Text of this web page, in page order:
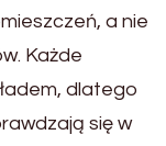
a nie
Każde
dlatego
się w